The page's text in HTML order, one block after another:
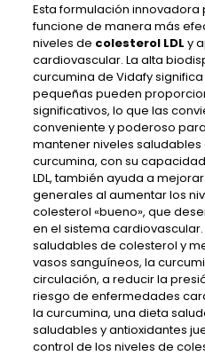
Esta formulación
funcione de manera más
niveles de colesterol LDL y
cardiovascular. La alta
curcumina de Vidafy
pequeñas pueden
significativos, lo que las
conveniente y poderoso
mantener niveles saludables
curcumina, con su
LDL, también ayuda a
generales al aumentar los
colesterol «bueno», que
en el sistema
saludables de colesterol y
vasos sanguíneos, la
circulación, a reducir la
riesgo de enfermedades
la curcumina, una dieta
saludables y antioxidantes
control de los niveles de